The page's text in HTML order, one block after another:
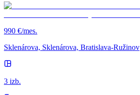
990 €/mes.
Sklenárova, Sklenárova, Bratislava-Ružinov
3 izb.